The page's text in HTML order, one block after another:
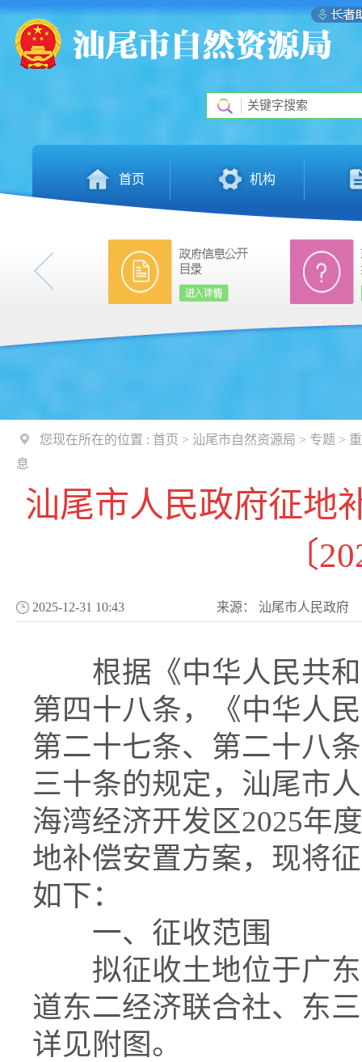
首页 机构
您现在所在的位置 : 首页 > 汕尾市自然资源局 > 专题 >
息
汕尾市人民政府征地
〔
2025-12-31 10:43 来源： 汕尾市人民政府
根据《中华人民共和
第四十八条，《中华人
第二十七条、第二十八
三十条的规定，汕尾市
海湾经济开发区2025年
地补偿安置方案，现将
如下：
一、征收范围
拟征收土地位于广东
道东二经济联合社、东
详见附图。